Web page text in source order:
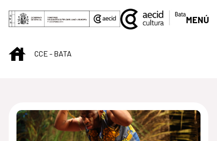
Saltar al contenido principal
MENÚ
INICIOCCE - BATA